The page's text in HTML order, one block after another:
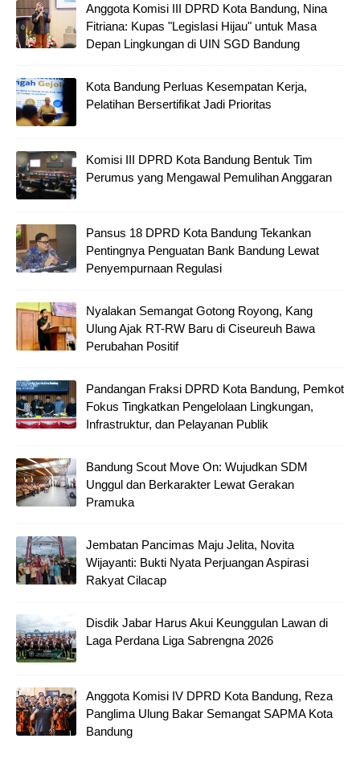
Anggota Komisi III DPRD Kota Bandung, Nina
Fitriana: Kupas "Legislasi Hijau" untuk Masa
Depan Lingkungan di UIN SGD Bandung
Kota Bandung Perluas Kesempatan Kerja,
Pelatihan Bersertifikat Jadi Prioritas
Komisi III DPRD Kota Bandung Bentuk Tim
Perumus yang Mengawal Pemulihan Anggaran
Pansus 18 DPRD Kota Bandung Tekankan
Pentingnya Penguatan Bank Bandung Lewat
Penyempurnaan Regulasi
Nyalakan Semangat Gotong Royong, Kang
Ulung Ajak RT-RW Baru di Ciseureuh Bawa
Perubahan Positif
Pandangan Fraksi DPRD Kota Bandung, Pemkot
Fokus Tingkatkan Pengelolaan Lingkungan,
Infrastruktur, dan Pelayanan Publik
Bandung Scout Move On: Wujudkan SDM
Unggul dan Berkarakter Lewat Gerakan
Pramuka
Jembatan Pancimas Maju Jelita, Novita
Wijayanti: Bukti Nyata Perjuangan Aspirasi
Rakyat Cilacap
Disdik Jabar Harus Akui Keunggulan Lawan di
Laga Perdana Liga Sabrengna 2026
Anggota Komisi IV DPRD Kota Bandung, Reza
Panglima Ulung Bakar Semangat SAPMA Kota
Bandung